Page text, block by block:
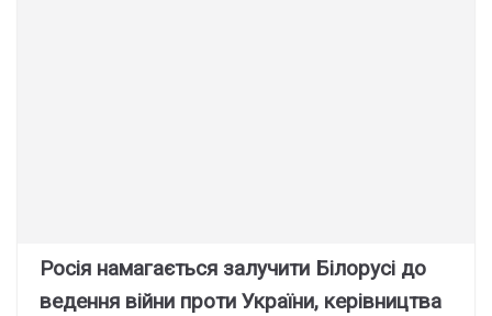
Росія намагається залучити Білорусі до
ведення війни проти України, керівництва